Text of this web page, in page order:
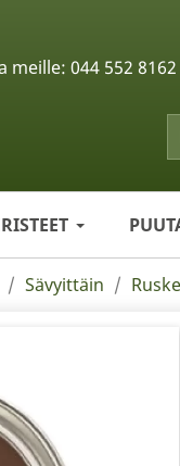
meille: 044 552 8162
Sävyittäin